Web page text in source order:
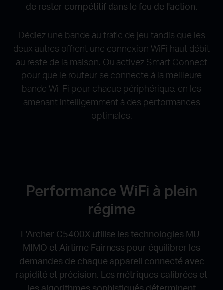
de rester compétitif dans le feu de l'action.
Dédiez une bande au trafic de jeu tandis que les
deux autres offrent une connexion WiFi haut débit
au reste de la maison. Ou activez Smart Connect
pour que le routeur se connecte à la meilleure
bande Wi-Fi pour chaque périphérique, en les
amenant intelligemment à des performances
optimales.
Performance WiFi à plein
régime
L'Archer C5400X utilise les technologies MU-
MIMO et Airtime Fairness pour équilibrer les
demandes de chaque appareil connecté avec
rapidité et précision. Les métriques calibrées et
les algorithmes sophistiqués déterminent